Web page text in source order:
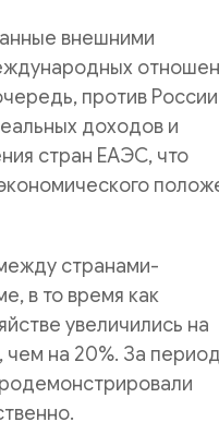
внешними
против
доходов и
стран ЕАЭС, что
странами-
в то время как
увеличились на
на 20%. За период